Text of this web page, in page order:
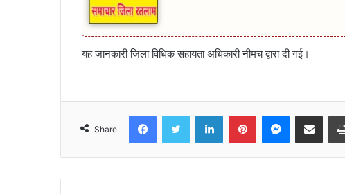
यह जानकारी जिला विधिक सहायता अधिकारी नीमच द्वारा दी गई।
Share
FacebookTwitter LinkedInPinterestMessenger
Share via Email